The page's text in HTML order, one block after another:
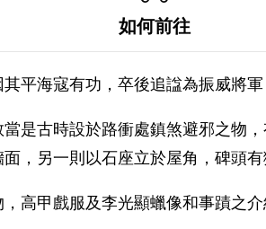
如何前往
平海寇有功，卒後追諡為振威將
是古時設於路衝處鎮煞避邪之物
，另一則以石座立於屋角，碑頭
高甲戲服及李光顯蠟像和事蹟之介